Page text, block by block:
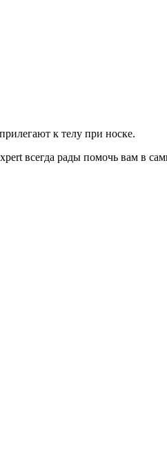
к телу при носке.
всегда рады помочь вам в